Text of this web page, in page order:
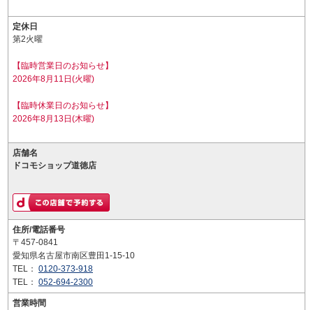
定休日
第2火曜
【臨時営業日のお知らせ】
2026年8月11日(火曜)
【臨時休業日のお知らせ】
2026年8月13日(木曜)
店舗名
ドコモショップ道徳店
住所/電話番号
〒457-0841
愛知県名古屋市南区豊田1-15-10
TEL： 0120-373-918
TEL： 052-694-2300
営業時間